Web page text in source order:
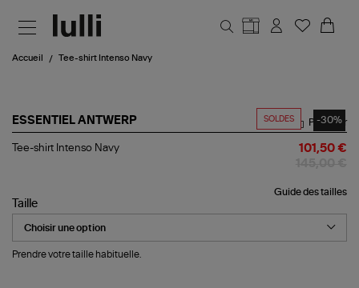
Accueil Tee-shirt Intenso Navy
SOLDES -30%
ESSENTIEL ANTWERP
Tee-
Partager
Tee-shirt Intenso Navy 101,50 €
Guide des tailles
Taille
Prendre votre taille habituelle.